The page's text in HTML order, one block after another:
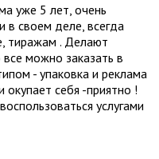
уже 5 лет, очень
своем деле, всегда
тиражам . Делают
можно заказать в
- упаковка и реклама
себя -приятно !
услугами